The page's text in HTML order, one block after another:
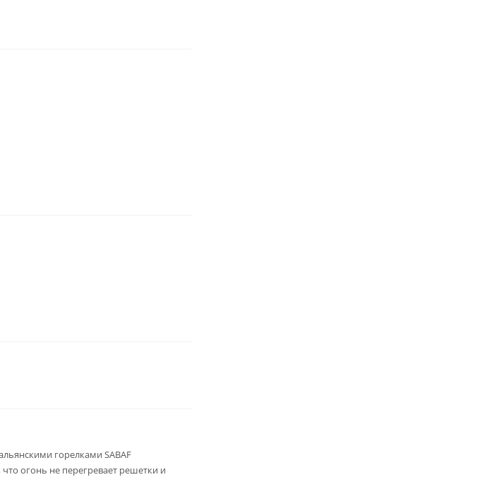
горелками SABAF
огонь не перегревает решетки и